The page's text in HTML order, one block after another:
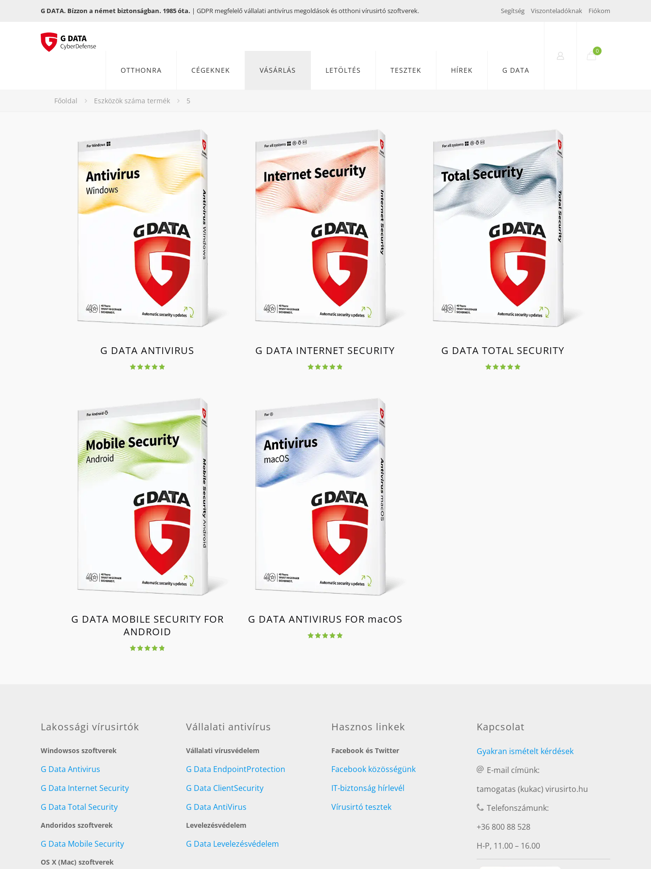
G DATA. Bízzon a német biztonságban. 1985 óta. | GDPR megfelelő vállalati antivírus megoldások és otthoni vírusirtó szoftverek. Segítség Viszonteladóknak Fiókom
OTTHONRA CÉGEKNEK VÁSÁRLÁS LETÖLTÉS TESZTEK HÍREK G DATA
0
Főoldal Eszközök száma termék 5
G DATA ANTIVIRUS G DATA INTERNET SECURITY G DATA TOTAL SECURITY
G DATA MOBILE SECURITY FOR
ANDROID
G DATA ANTIVIRUS FOR macOS
Lakossági vírusirtók
Windowsos szoftverek
G Data Antivirus
G Data Internet Security
G Data Total Security
Andoridos szoftverek
G Data Mobile Security
OS X (Mac) szoftverek
Vállalati antivírus
Vállalati vírusvédelem
G Data EndpointProtection
G Data ClientSecurity
G Data AntiVirus
Levelezésvédelem
G Data Levelezésvédelem
Hasznos linkek
Facebook és Twitter
Facebook közösségünk
IT-biztonság hírlevél
Vírusirtó tesztek
Kapcsolat
Gyakran ismételt kérdések
E-mail címünk:
tamogatas (kukac) virusirto.hu
Telefonszámunk:
+36 800 88 528
H-P, 11.00 – 16.00